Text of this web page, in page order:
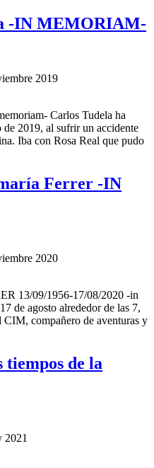
-IN MEMORIAM-
2019
Carlos Tudela ha
2019, al sufrir un accidente
Iba con Rosa Real que pudo
Ferrer -IN
2020
13/09/1956-17/08/2020 -in
de agosto alrededor de las 7,
compañero de aventuras y
tiempos de la
2021